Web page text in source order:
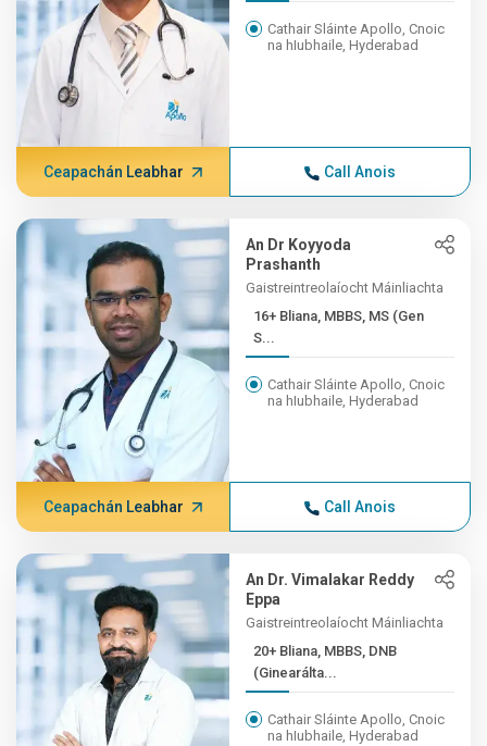
Cathair Sláinte Apollo, Cnoic
na hIubhaile, Hyderabad
Ceapachán Leabhar Call Anois
An Dr Koyyoda
Prashanth
Gaistreintreolaíocht Máinliachta
16+ Bliana, MBBS, MS (Gen
S...
Cathair Sláinte Apollo, Cnoic
na hIubhaile, Hyderabad
Ceapachán Leabhar Call Anois
An Dr. Vimalakar Reddy
Eppa
Gaistreintreolaíocht Máinliachta
20+ Bliana, MBBS, DNB
(Ginearálta...
Cathair Sláinte Apollo, Cnoic
na hIubhaile, Hyderabad